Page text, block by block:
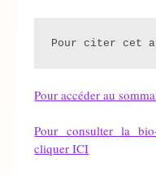
Pour citer cet
Pour accéder au
Pour consulter la
cliquer ICI